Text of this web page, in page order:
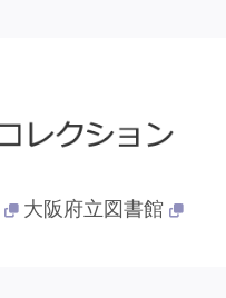
大阪府立図書館